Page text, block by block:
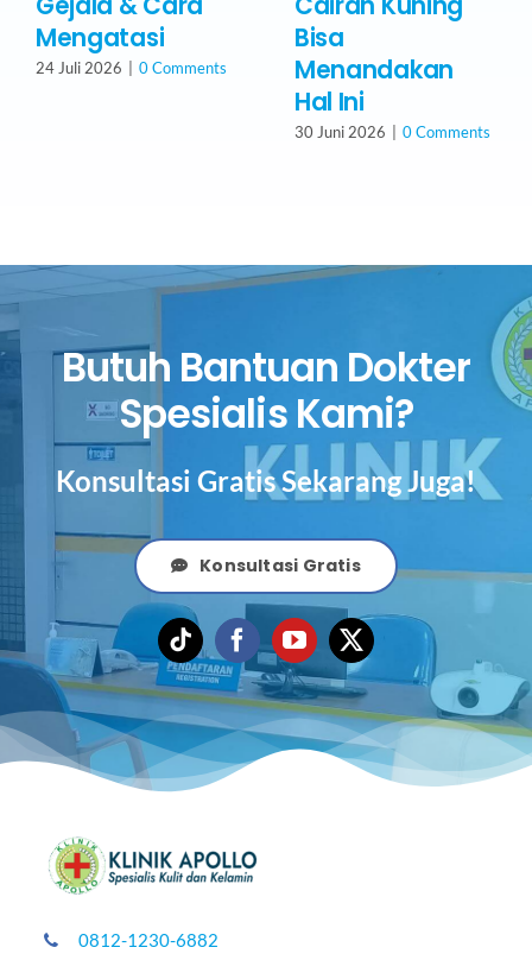
Mengatasi
24 Juli 2026 0 Comments
Bisa
Menandakan
Hal Ini
30 Juni 2026 0 Comments
Butuh Bantuan Dokter
Spesialis Kami?
Konsultasi Gratis Sekarang Juga!
Konsultasi Gratis
0812-1230-6882